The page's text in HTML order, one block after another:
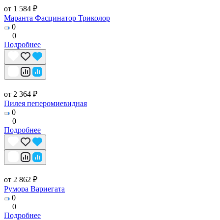
от 1 584 ₽
Маранта Фасцинатор Триколор
0
0
Подробнее
от 2 364 ₽
Пилея пеперомиевидная
0
0
Подробнее
от 2 862 ₽
Румора Вариегата
0
0
Подробнее